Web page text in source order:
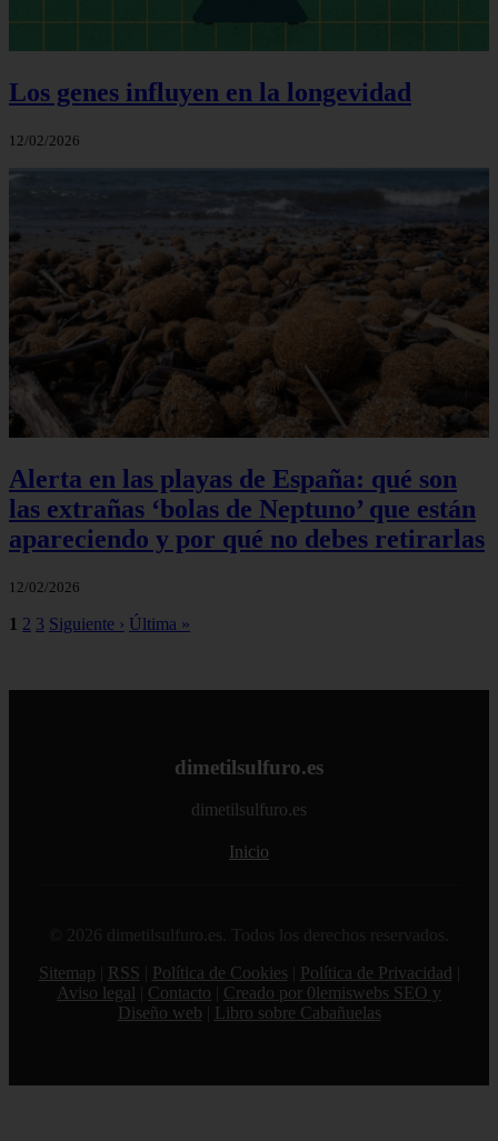
Los genes influyen en la longevidad
12/02/2026
Alerta en las playas de España: qué son
las extrañas ‘bolas de Neptuno’ que están
apareciendo y por qué no debes retirarlas
12/02/2026
1 2 3 Siguiente › Última »
dimetilsulfuro.es
dimetilsulfuro.es
Inicio
© 2026 dimetilsulfuro.es. Todos los derechos reservados.
Sitemap
RSS Política de Cookies Política de Privacidad
Aviso legal
Contacto
Creado por 0lemiswebs SEO y
Diseño web
Libro sobre Cabañuelas